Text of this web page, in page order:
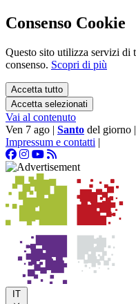
Consenso Cookie
Questo sito utilizza servizi di
consenso. Scopri di più
Accetta tutto
Accetta selezionati
Vai al contenuto
Ven 7 ago | Santo del giorno |
Impressum e contatti |
IT